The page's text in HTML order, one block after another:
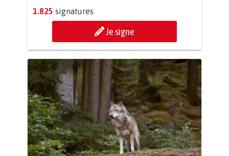
1.825 signatures
Je signe